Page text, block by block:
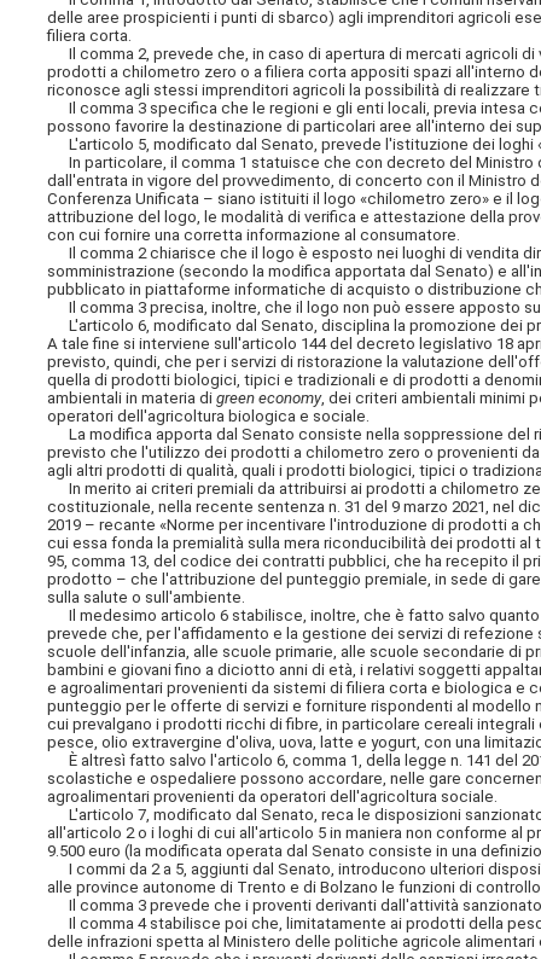
delle aree prospicienti i punti di sbarco) agli imprenditori agricoli
filiera corta.
Il comma 2, prevede che, in caso di apertura di mercati agricoli
prodotti a chilometro zero o a filiera corta appositi spazi all'interno
riconosce agli stessi imprenditori agricoli la possibilità di
Il comma 3 specifica che le regioni e gli enti locali, previa intesa
possono favorire la destinazione di particolari aree all'interno dei
L'articolo 5, modificato dal Senato, prevede l'istituzione dei loghi
In particolare, il comma 1 statuisce che con decreto del Ministro
dall'entrata in vigore del provvedimento, di concerto con il Ministro
Conferenza Unificata – siano istituiti il logo «chilometro zero» e il
attribuzione del logo, le modalità di verifica e attestazione della
con cui fornire una corretta informazione al consumatore.
Il comma 2 chiarisce che il logo è esposto nei luoghi di vendita
somministrazione (secondo la modifica apportata dal Senato) e
pubblicato in piattaforme informatiche di acquisto o distribuzione
Il comma 3 precisa, inoltre, che il logo non può essere apposto
L'articolo 6, modificato dal Senato, disciplina la promozione dei
A tale fine si interviene sull'articolo 144 del decreto legislativo 18
previsto, quindi, che per i servizi di ristorazione la valutazione
quella di prodotti biologici, tipici e tradizionali e di prodotti a
ambientali in materia digreen economy, dei criteri ambientali minimi
operatori dell'agricoltura biologica e sociale.
La modifica apporta dal Senato consiste nella soppressione del
previsto che l'utilizzo dei prodotti a chilometro zero o provenienti
agli altri prodotti di qualità, quali i prodotti biologici, tipici o
In merito ai criteri premiali da attribuirsi ai prodotti a chilometro
costituzionale, nella recente sentenza n. 31 del 9 marzo 2021, nel
2019 – recante «Norme per incentivare l'introduzione di prodotti a
cui essa fonda la premialità sulla mera riconducibilità dei prodotti
95, comma 13, del codice dei contratti pubblici, che ha recepito il
prodotto – che l'attribuzione del punteggio premiale, in sede di
sulla salute o sull'ambiente.
Il medesimo articolo 6 stabilisce, inoltre, che è fatto salvo
prevede che, per l'affidamento e la gestione dei servizi di
scuole dell'infanzia, alle scuole primarie, alle scuole secondarie di
bambini e giovani fino a diciotto anni di età, i relativi soggetti
e agroalimentari provenienti da sistemi di filiera corta e biologica e
punteggio per le offerte di servizi e forniture rispondenti al modello
cui prevalgano i prodotti ricchi di fibre, in particolare cereali
pesce, olio extravergine d'oliva, uova, latte e yogurt, con una
È altresì fatto salvo l'articolo 6, comma 1, della legge n. 141 del
scolastiche e ospedaliere possono accordare, nelle gare
agroalimentari provenienti da operatori dell'agricoltura sociale.
L'articolo 7, modificato dal Senato, reca le disposizioni
all'articolo 2 o i loghi di cui all'articolo 5 in maniera non conforme al
9.500 euro (la modificata operata dal Senato consiste in una
I commi da 2 a 5, aggiunti dal Senato, introducono ulteriori
alle province autonome di Trento e di Bolzano le funzioni di
Il comma 3 prevede che i proventi derivanti dall'attività
Il comma 4 stabilisce poi che, limitatamente ai prodotti della
delle infrazioni spetta al Ministero delle politiche agricole